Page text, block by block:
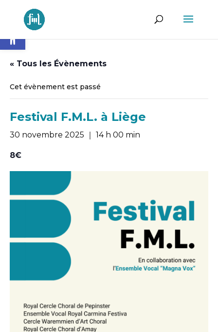
Ouvrir la barre d’outils
« Tous les Évènements
Cet évènement est passé
Festival F.M.L. à Liège
30 novembre 2025 ｜ 14 h 00 min
8€